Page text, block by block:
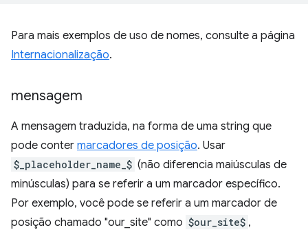
Para mais exemplos de uso de nomes, consulte a página
Internacionalização.
mensagem
A mensagem traduzida, na forma de uma string que
pode conter marcadores de posição. Usar
$_placeholder_name_$ (não diferencia maiúsculas de
minúsculas) para se referir a um marcador específico.
Por exemplo, você pode se referir a um marcador de
posição chamado "our_site" como $our_site$ ,